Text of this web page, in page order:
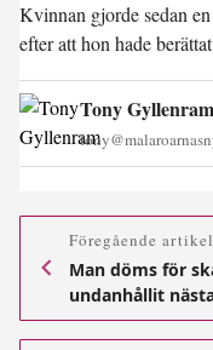
Kvinnan gjorde sedan
efter att hon hade
Tony Gyllenram
Föregående artikel
Man döms för
undanhållit